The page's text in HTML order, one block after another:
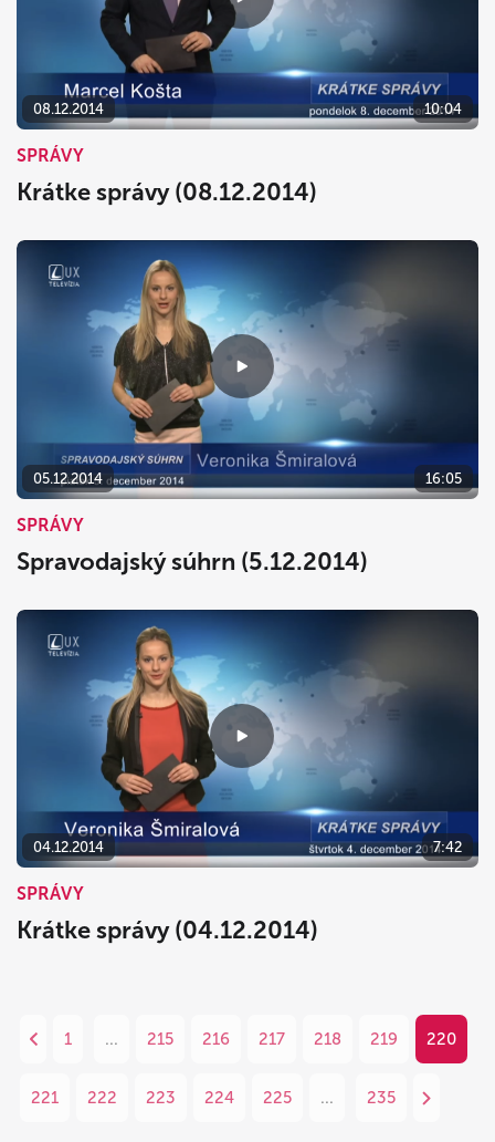
08.12.2014 10:04
SPRÁVY
Krátke správy (08.12.2014)
05.12.2014 16:05
SPRÁVY
Spravodajský súhrn (5.12.2014)
04.12.2014 7:42
SPRÁVY
Krátke správy (04.12.2014)
1 ... 215 216 217 218 219 220
221 222 223 224 225 ... 235